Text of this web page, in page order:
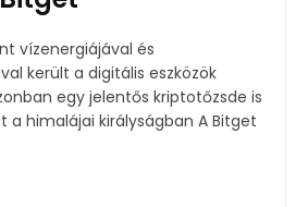
vízenergiájával és
került a digitális eszközök
egy jelentős kriptotőzsde is
királyságban A Bitget